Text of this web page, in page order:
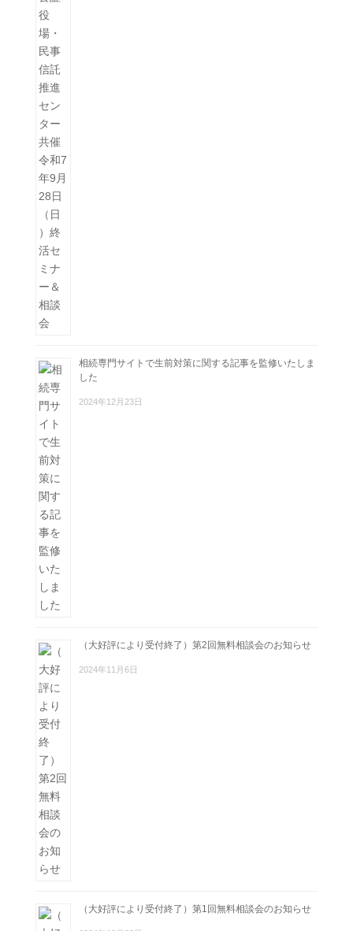
相続専門サイトで生前対策に関する記事を監修いたしま
した
2024年12月23日
（大好評により受付終了）第2回無料相談会のお知らせ
2024年11月6日
（大好評により受付終了）第1回無料相談会のお知らせ